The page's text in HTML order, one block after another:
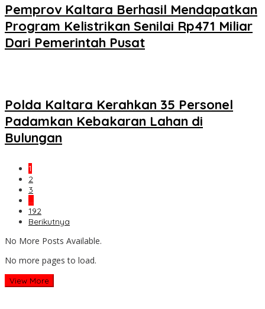
Pemprov Kaltara Berhasil Mendapatkan
Program Kelistrikan Senilai Rp471 Miliar
Dari Pemerintah Pusat
Polda Kaltara Kerahkan 35 Personel
Padamkan Kebakaran Lahan di
Bulungan
1
2
3
…
192
Berikutnya
No More Posts Available.
No more pages to load.
View More